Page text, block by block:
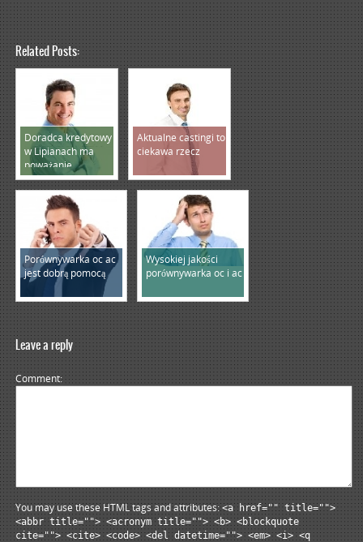
Related Posts:
Doradca kredytowy
w Lipianach ma
poważanie
Aktualne castingi to
ciekawa rzecz
Porównywarka oc ac
jest dobrą pomocą
Wysokiej jakości
porównywarka oc i ac
Leave a reply
Comment
You may use these HTML tags and attributes:<a href="" title="">
<abbr title=""> <acronym title=""> <b> <blockquote
cite=""> <cite> <code> <del datetime=""> <em> <i> <q